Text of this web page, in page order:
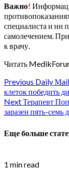
Важно!
специалиста и ни
самолечением.
к врачу.
Читать
Continue
Reading
Previous Daily
клеток победить
NextТерапевт
заразен пять-семь
Еще больше
1 min read